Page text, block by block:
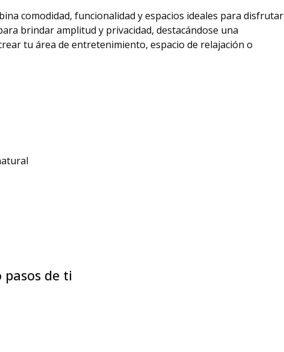
comodidad, funcionalidad y espacios ideales para disfrutar
brindar amplitud y privacidad, destacándose una
tu área de entretenimiento, espacio de relajación o
pasos de ti